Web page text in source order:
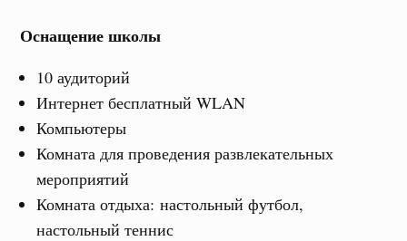
Оснащение школы
10 аудиторий
Интернет бесплатный WLAN
Компьютеры
Комната для проведения развлекательных
мероприятий
Комната отдыха:настольный футбол,
настольный теннис